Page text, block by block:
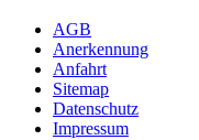
AGB
Anerkennung
Anfahrt
Sitemap
Datenschutz
Impressum